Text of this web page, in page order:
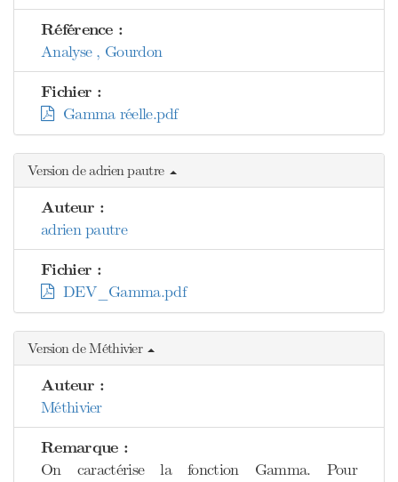
Référence :
Analyse , Gourdon
Fichier :
Gamma réelle.pdf
Version de adrien pautre
Auteur :
adrien pautre
Fichier :
DEV_Gamma.pdf
Version de Méthivier
Auteur :
Méthivier
Remarque :
On caractérise la fonction Gamma. Pour